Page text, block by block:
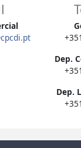
Dep.
Dep.